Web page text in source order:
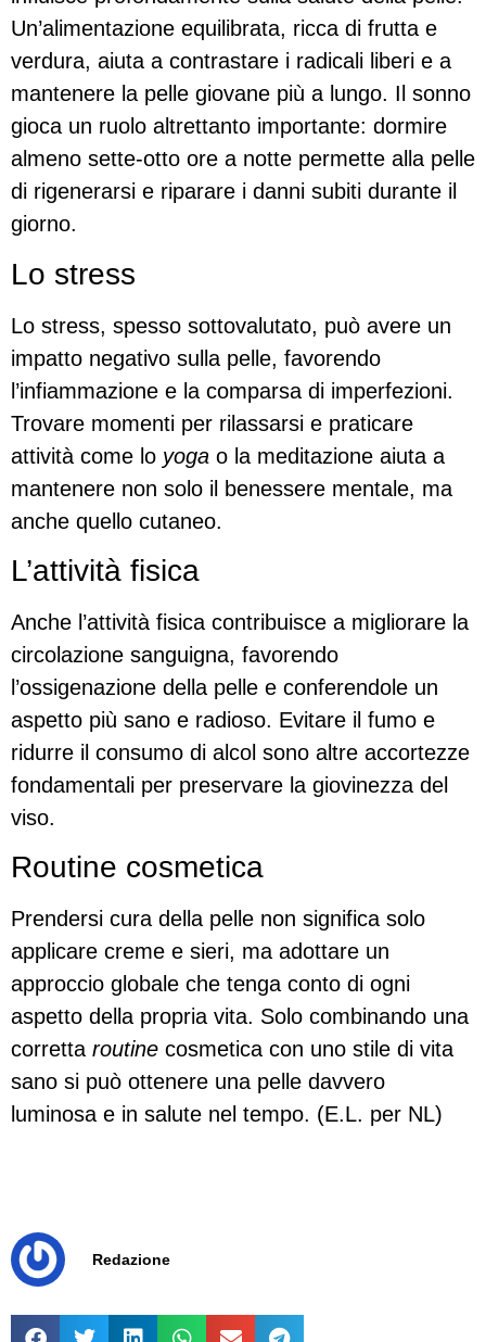
Un’alimentazione equilibrata, ricca di frutta e
verdura, aiuta a contrastare i radicali liberi e a
mantenere la pelle giovane più a lungo. Il sonno
gioca un ruolo altrettanto importante: dormire
almeno sette-otto ore a notte permette alla pelle
di rigenerarsi e riparare i danni subiti durante il
giorno.
Lo stress
Lo stress, spesso sottovalutato, può avere un
impatto negativo sulla pelle, favorendo
l’infiammazione e la comparsa di imperfezioni.
Trovare momenti per rilassarsi e praticare
attività come lo yoga o la meditazione aiuta a
mantenere non solo il benessere mentale, ma
anche quello cutaneo.
L’attività fisica
Anche l’attività fisica contribuisce a migliorare la
circolazione sanguigna, favorendo
l’ossigenazione della pelle e conferendole un
aspetto più sano e radioso. Evitare il fumo e
ridurre il consumo di alcol sono altre accortezze
fondamentali per preservare la giovinezza del
viso.
Routine cosmetica
Prendersi cura della pelle non significa solo
applicare creme e sieri, ma adottare un
approccio globale che tenga conto di ogni
aspetto della propria vita. Solo combinando una
corretta routine cosmetica con uno stile di vita
sano si può ottenere una pelle davvero
luminosa e in salute nel tempo. (E.L. per NL)
Redazione